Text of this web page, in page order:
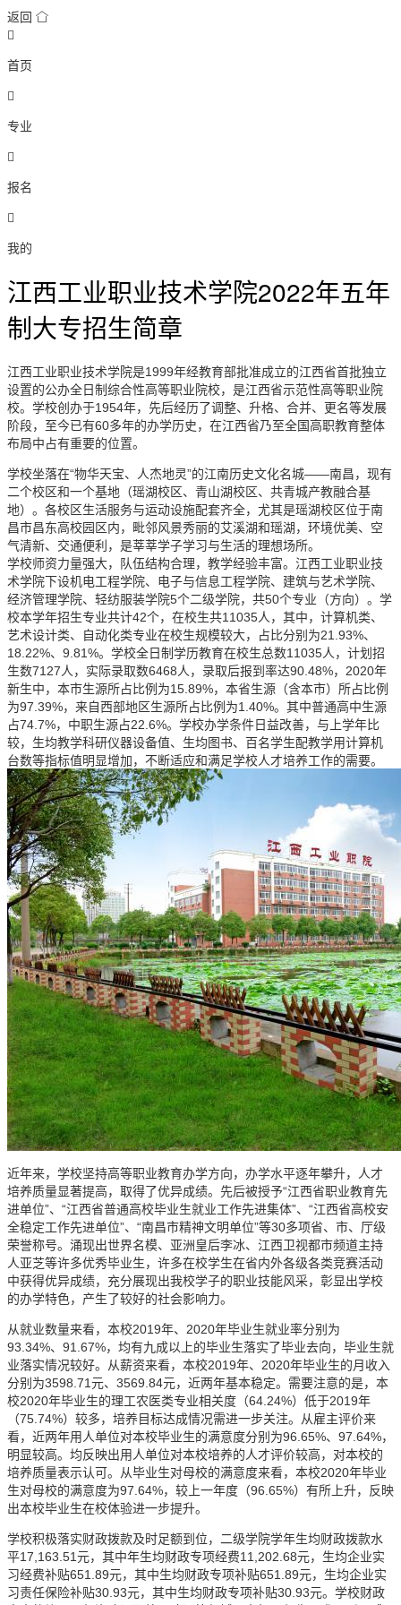
返回 

首页

专业

报名

我的
江西工业职业技术学院2022年五年
制大专招生简章
江西工业职业技术学院是1999年经教育部批准成立的江西省首批独立
设置的公办全日制综合性高等职业院校，是江西省示范性高等职业院
校。学校创办于1954年，先后经历了调整、升格、合并、更名等发展
阶段，至今已有60多年的办学历史，在江西省乃至全国高职教育整体
布局中占有重要的位置。
学校坐落在“物华天宝、人杰地灵”的江南历史文化名城——南昌，现有
二个校区和一个基地（瑶湖校区、青山湖校区、共青城产教融合基
地）。各校区生活服务与运动设施配套齐全，尤其是瑶湖校区位于南
昌市昌东高校园区内，毗邻风景秀丽的艾溪湖和瑶湖，环境优美、空
气清新、交通便利，是莘莘学子学习与生活的理想场所。
学校师资力量强大，队伍结构合理，教学经验丰富。江西工业职业技
术学院下设机电工程学院、电子与信息工程学院、建筑与艺术学院、
经济管理学院、轻纺服装学院5个二级学院，共50个专业（方向）。学
校本学年招生专业共计42个，在校生共11035人，其中，计算机类、
艺术设计类、自动化类专业在校生规模较大，占比分别为21.93%、
18.22%、 9.81%。学校全日制学历教育在校生总数11035人，计划招
生数7127人，实际录取数6468人，录取后报到率达90.48%， 2020年
新生中，本市生源所占比例为15.89%，本省生源（含本市）所占比例
为97.39%，来自西部地区生源所占比例为1.40%。其中普通高中生源
占74.7%，中职生源占22.6%。学校办学条件日益改善，与上学年比
较，生均教学科研仪器设备值、生均图书、百名学生配教学用计算机
台数等指标值明显增加，不断适应和满足学校人才培养工作的需要。
近年来，学校坚持高等职业教育办学方向，办学水平逐年攀升，人才
培养质量显著提高，取得了优异成绩。先后被授予“江西省职业教育先
进单位”、“江西省普通高校毕业生就业工作先进集体”、“江西省高校安
全稳定工作先进单位”、“南昌市精神文明单位”等30多项省、市、厅级
荣誉称号。涌现出世界名模、亚洲皇后李冰、江西卫视都市频道主持
人亚芝等许多优秀毕业生，许多在校学生在省内外各级各类竞赛活动
中获得优异成绩，充分展现出我校学子的职业技能风采，彰显出学校
的办学特色，产生了较好的社会影响力。
从就业数量来看，本校2019年、 2020年毕业生就业率分别为
93.34%、 91.67%，均有九成以上的毕业生落实了毕业去向，毕业生就
业落实情况较好。从薪资来看，本校2019年、 2020年毕业生的月收入
分别为3598.71元、 3569.84元，近两年基本稳定。需要注意的是，本
校2020年毕业生的理工农医类专业相关度（64.24%）低于2019年
（75.74%）较多，培养目标达成情况需进一步关注。从雇主评价来
看，近两年用人单位对本校毕业生的满意度分别为96.65%、 97.64%，
明显较高。均反映出用人单位对本校培养的人才评价较高，对本校的
培养质量表示认可。从毕业生对母校的满意度来看，本校2020年毕业
生对母校的满意度为97.64%，较上一年度（96.65%）有所上升，反映
出本校毕业生在校体验进一步提升。
学校积极落实财政拨款及时足额到位，二级学院学年生均财政拨款水
平17,163.51元，其中年生均财政专项经费11,202.68元，生均企业实
习经费补贴651.89元，其中生均财政专项补贴651.89元，生均企业实
习责任保险补贴30.93元，其中生均财政专项补贴30.93元。学校财政